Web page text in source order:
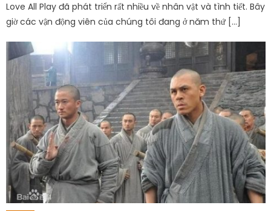
Love All Play đã phát triển rất nhiều về nhân vật và tình tiết. Bây
giờ các vận động viên của chúng tôi đang ở năm thứ […]